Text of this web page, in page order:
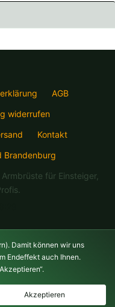
AGB
widerrufen
Kontakt
Brandenburg
Armbrüste für Einsteiger,
Akzeptieren
Damit können wir uns
Endeffekt auch Ihnen.